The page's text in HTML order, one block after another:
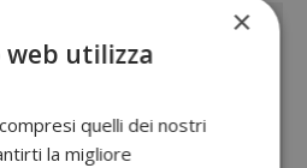
×
web utilizza
quelli dei nostri
la migliore